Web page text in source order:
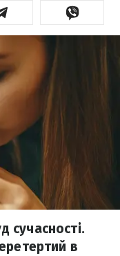
сучасності.
в